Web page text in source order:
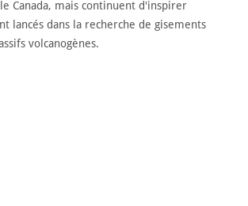
Canada, mais continuent d'inspirer
lancés dans la recherche de gisements
volcanogènes.